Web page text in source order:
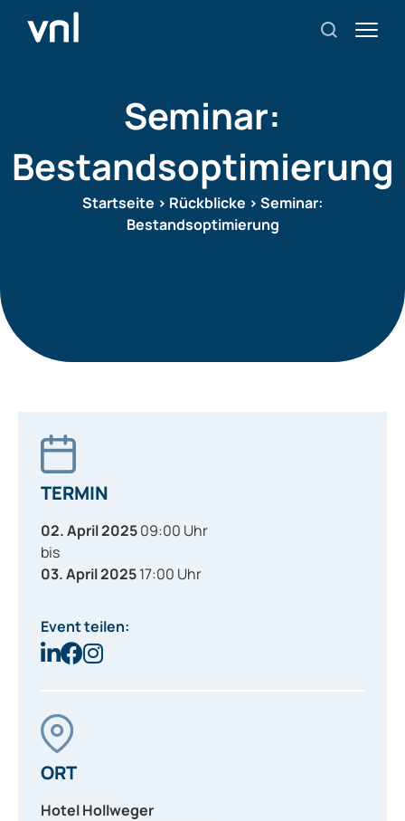
Seminar:
Bestandsoptimierung
Startseite > Rückblicke > Seminar:
Bestandsoptimierung
TERMIN
02. April 202509:00 Uhr
bis
03. April 202517:00 Uhr
Event teilen:
ORT
Hotel Hollweger